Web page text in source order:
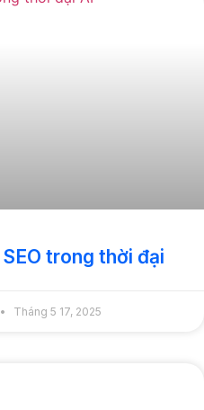
trong thời đại
Tháng 5 17, 2025